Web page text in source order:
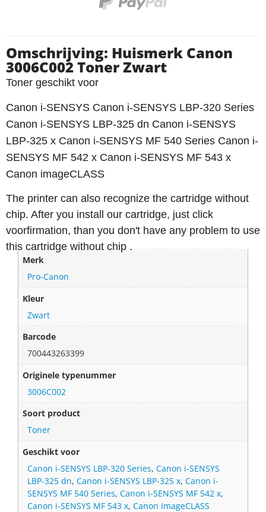
Omschrijving: Huismerk Canon
3006C002 Toner Zwart
Toner geschikt voor
Canon i-SENSYS Canon i-SENSYS LBP-320 Series
Canon i-SENSYS LBP-325 dn Canon i-SENSYS
LBP-325 x Canon i-SENSYS MF 540 Series Canon i-
SENSYS MF 542 x Canon i-SENSYS MF 543 x
Canon imageCLASS
The printer can also recognize the cartridge without
chip. After you install our cartridge, just click
voorfirmation, than you don't have any problem to use
this cartridge without chip .
Merk
Pro-Canon
Kleur
Zwart
Barcode
700443263399
Originele typenummer
3006C002
Soort product
Toner
Geschikt voor
Canon i-SENSYS LBP-320 Series,Canon i-SENSYS
LBP-325 dn,Canon i-SENSYS LBP-325 x,Canon i-
SENSYS MF 540 Series,Canon i-SENSYS MF 542 x,
Canon i-SENSYS MF 543 x,Canon ImageCLASS